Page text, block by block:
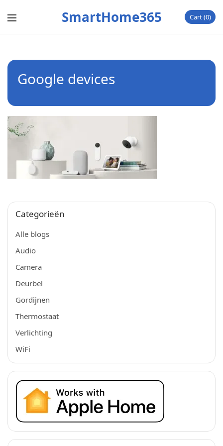
SmartHome365 Cart 0
Google devices
Categorieën
Alle blogs
Audio
Camera
Deurbel
Gordijnen
Thermostaat
Verlichting
WiFi